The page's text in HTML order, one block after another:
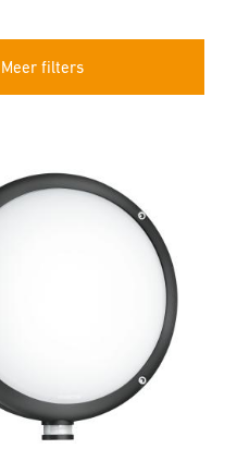
Meer filters